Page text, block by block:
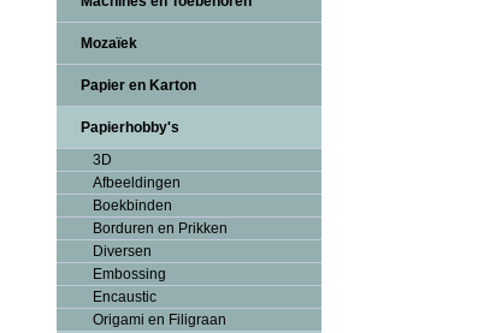
Mozaïek
Papier en Karton
Papierhobby's
3D
Afbeeldingen
Boekbinden
Borduren en Prikken
Diversen
Embossing
Encaustic
Origami en Filigraan